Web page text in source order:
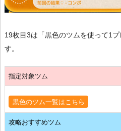
19枚目3は「黒色のツムを使って1
す。
指定対象ツム
黒色のツム一覧はこちら
攻略おすすめツム